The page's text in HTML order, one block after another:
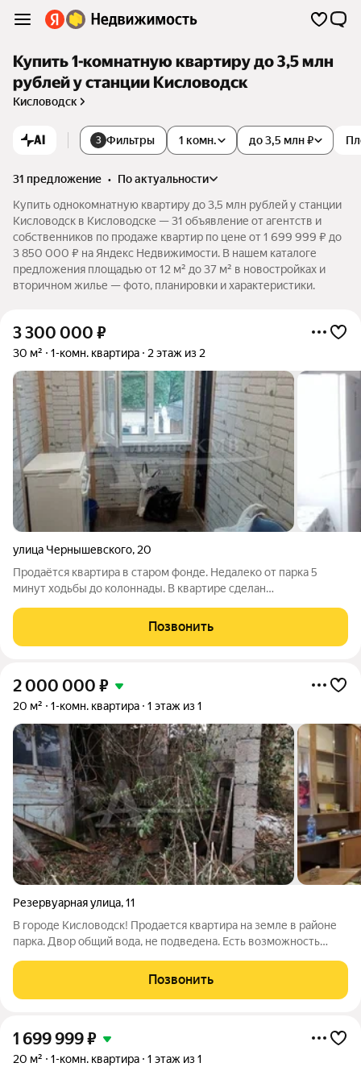
Купить 1-комнатную квартиру до 3,5 млн
рублей у станции Кисловодск
Кисловодск
AI 3 Фильтры 1 комн. до 3,5 млн ₽
31 предложение •
по актуальности
Купить однокомнатную квартиру до 3,5 млн рублей у станции
Кисловодск в Кисловодске — 31 объявление от агентств и
собственников по продаже квартир по цене от 1 699 999 ₽ до
3 850 000 ₽ на Яндекс Недвижимости. В нашем каталоге
предложения площадью от 12 м² до 37 м² в новостройках и
вторичном жилье — фото, планировки и характеристики.
3 300 000 ₽
30 м² 1-комн. квартира 2 этаж из 2
улица Чернышевского, 20
Продаётся квартира в старом фонде. Недалеко от парка 5
минут ходьбы до колоннады. В квартире сделан
земли. Удобства частичные. Звоните всё расскажем и
покажем!!)) Заявка объекта 110387
Позвонить
2 000 000 ₽
20 м² 1-комн. квартира 1 этаж из 1
Резервуарная улица,11
В городе Кисловодск! Продается квартира на земле в районе
парка. Двор общий вода, не подведена. Есть возможность
телефону. Заявка №118609Позвонить
1 699 999₽
20 м² 1-комн. квартира 1 этаж из 1